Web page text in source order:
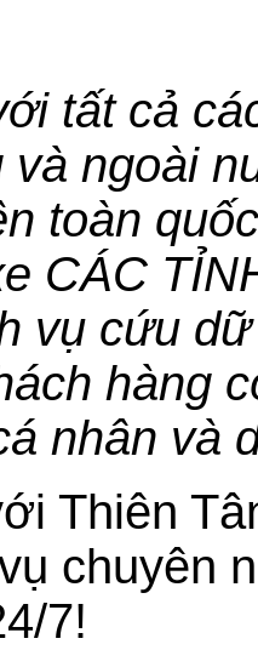
tất cả
và ngoài
toàn
CÁC
vụ cứu
hàng
nhân và
Thiên
chuyên
7!